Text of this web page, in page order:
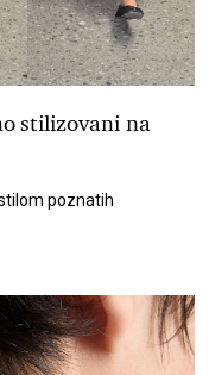
stilizovani na
poznatih